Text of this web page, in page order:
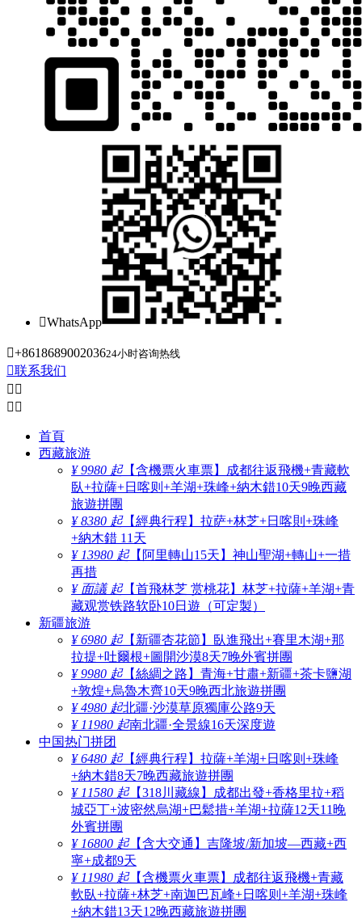
WhatsApp
+861868900203624小时咨询热线
联系我们
 
 
首頁
西藏旅游
¥ 9980 起【含機票火車票】成都往返飛機+青藏軟
臥+拉薩+日喀则+羊湖+珠峰+納木錯10天9晚西藏
旅遊拼團
¥ 8380 起【經典行程】拉萨+林芝+日喀則+珠峰
+納木錯 11天
¥ 13980 起【阿里轉山15天】神山聖湖+轉山+一措
再措
¥ 面議 起【首飛林芝 赏桃花】林芝+拉薩+羊湖+青
藏观赏铁路软卧10日遊（可定製）
新疆旅游
¥ 6980 起【新疆杏花節】臥進飛出+賽里木湖+那
拉提+吐爾根+圖開沙漠8天7晚外賓拼團
¥ 9980 起【絲綢之路】青海+甘肅+新疆+茶卡鹽湖
+敦煌+烏魯木齊10天9晚西北旅遊拼團
¥ 4980 起北疆·沙漠草原獨庫公路9天
¥ 11980 起南北疆·全景線16天深度遊
中国热门拼团
¥ 6480 起【經典行程】拉薩+羊湖+日喀则+珠峰
+納木錯8天7晚西藏旅遊拼團
¥ 11580 起【318川藏線】成都出發+香格里拉+稻
城亞丁+波密然烏湖+巴鬆措+羊湖+拉薩12天11晚
外賓拼團
¥ 16800 起【含大交通】吉隆坡/新加坡—西藏+西
寧+成都9天
¥ 11980 起【含機票火車票】成都往返飛機+青藏
軟臥+拉薩+林芝+南迦巴瓦峰+日喀则+羊湖+珠峰
+納木錯13天12晚西藏旅遊拼團